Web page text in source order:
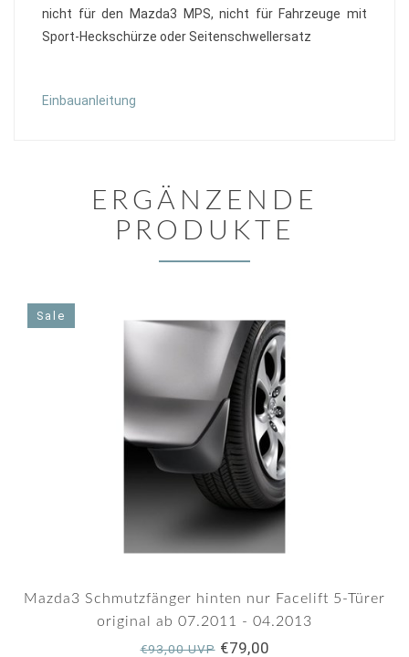
nicht für den Mazda3 MPS, nicht für Fahrzeuge mit
Sport-Heckschürze oder Seitenschwellersatz
Einbauanleitung
ERGÄNZENDE
PRODUKTE
Sale
Mazda3 Schmutzfänger hinten nur Facelift 5-Türer
original ab 07.2011 - 04.2013
€93,00 UVP€79,00